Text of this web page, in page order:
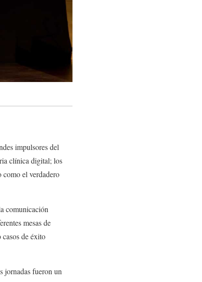
impulsores del
clínica digital; los
como el verdadero
comunicación
mesas de
de éxito
jornadas fueron un